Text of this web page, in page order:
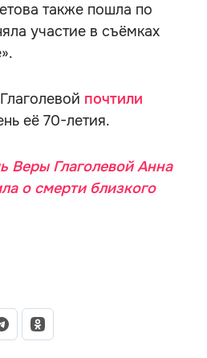
также пошла по
участие в съёмках
почтили
её 70-летия.
Веры Глаголевой Анна
о смерти близкого